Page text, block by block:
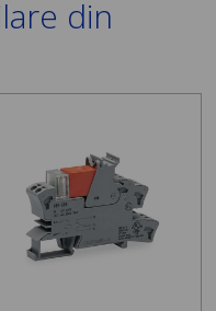
din